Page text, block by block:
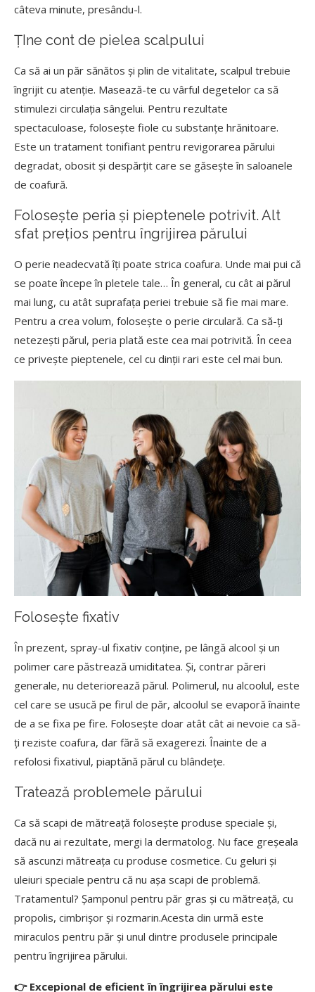
câteva minute, presându-l.
ȚIne cont de pielea scalpului
Ca să ai un păr sănătos și plin de vitalitate, scalpul trebuie
îngrijit cu atenție. Masează-te cu vârful degetelor ca să
stimulezi circulația sângelui. Pentru rezultate
spectaculoase, folosește fiole cu substanțe hrănitoare.
Este un tratament tonifiant pentru revigorarea părului
degradat, obosit și despărțit care se găsește în saloanele
de coafură.
Folosește peria și pieptenele potrivit. Alt
sfat prețios pentru îngrijirea părului
O perie neadecvată îți poate strica coafura. Unde mai pui că
se poate începe în pletele tale… În general, cu cât ai părul
mai lung, cu atât suprafața periei trebuie să fie mai mare.
Pentru a crea volum, folosește o perie circulară. Ca să-ți
netezești părul, peria plată este cea mai potrivită. În ceea
ce privește pieptenele, cel cu dinții rari este cel mai bun.
Folosește fixativ
În prezent, spray-ul fixativ conține, pe lângă alcool și un
polimer care păstrează umiditatea. Și, contrar păreri
generale, nu deteriorează părul. Polimerul, nu alcoolul, este
cel care se usucă pe firul de păr, alcoolul se evaporă înainte
de a se fixa pe fire. Folosește doar atât cât ai nevoie ca să-
ți reziste coafura, dar fără să exagerezi. Înainte de a
refolosi fixativul, piaptănă părul cu blândețe.
Tratează problemele părului
Ca să scapi de mătreață folosește produse speciale și,
dacă nu ai rezultate, mergi la dermatolog. Nu face greșeala
să ascunzi mătreața cu produse cosmetice. Cu geluri și
uleiuri speciale pentru că nu așa scapi de problemă.
Tratamentul? Șamponul pentru păr gras și cu mătreață, cu
propolis, cimbrișor și rozmarin.Acesta din urmă este
miraculos pentru păr și unul dintre produsele principale
pentru îngrijirea părului.
👉 Excepional de eficient în îngrijirea părului este